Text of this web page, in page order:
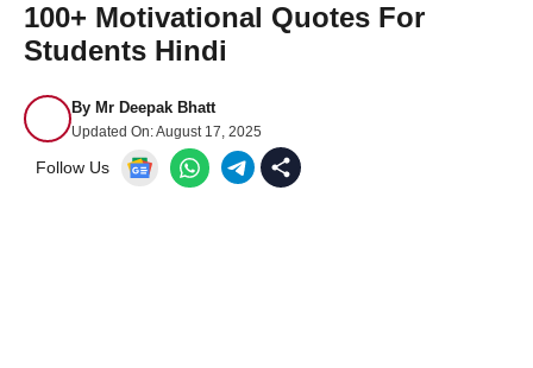
100+ Motivational Quotes For
Students Hindi
By Mr Deepak Bhatt
Updated On:August 17, 2025
Follow Us